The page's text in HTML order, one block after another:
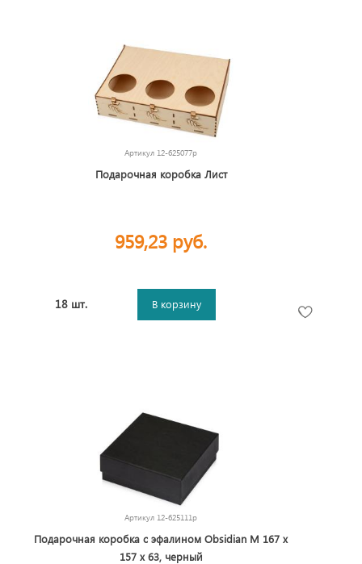
Артикул 12-625077p
Подарочная коробка Лист
959,23 руб.
18 шт. В корзину
Артикул 12-625111p
Подарочная коробка с эфалином Obsidian M 167 х
157 х 63, черный